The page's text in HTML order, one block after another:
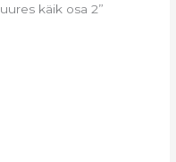
käik osa 2”